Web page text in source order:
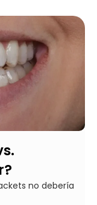
no debería